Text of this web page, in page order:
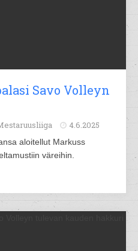
Savo Volleyn
4.6.2025
aloitellut Markuss
väreihin.